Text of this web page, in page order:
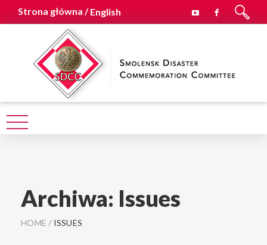
Strona główna /English
Archiwa: Issues
HOME / ISSUES